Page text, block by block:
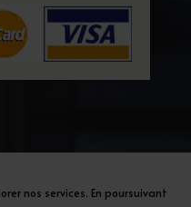
légales| RGPD|
nos services. En poursuivant